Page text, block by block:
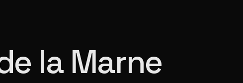
la Marne